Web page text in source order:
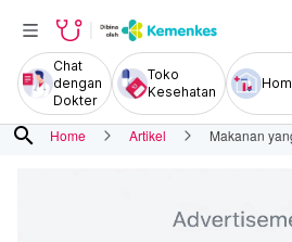
Chat
dengan
Dokter
Toko
Kesehatan
search Home Artikel Makanan